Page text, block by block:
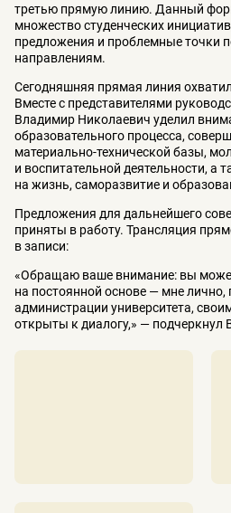
третью прямую линию. Данный
множество студенческих
предложения и проблемные точки
направлениям.
Сегодняшняя прямая линия
Вместе с представителями
Владимир Николаевич уделил
образовательного процесса,
материально-технической базы,
и воспитательной деятельности, а
на жизнь, саморазвитие и
Предложения для дальнейшего
приняты в работу. Трансляция
в записи:
«Обращаю ваше внимание: вы
на постоянной основе — мне лично,
администрации университета,
открыты к диалогу,» — подчеркнул